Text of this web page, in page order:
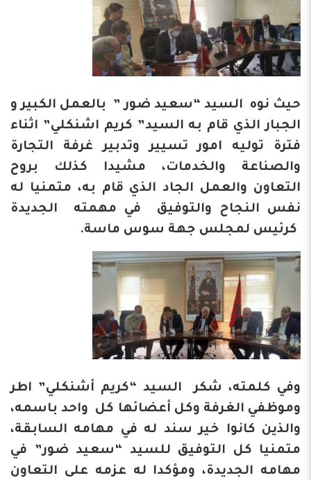
حيث نوه السيد “سعيد ضور ” بالعمل الكبير و
الجبار الذي قام به السيد” كريم اشنكلي” اثناء
فترة توليه امور تسيير وتدبير غرفة التجارة
والصناعة والخدمات، مشيدا كذلك بروح
التعاون والعمل الجاد الذي قام به، متمنيا له
نفس النجاح والتوفيق في مهمته الجديدة
كرئيس لمجلس جهة سوس ماسة.
وفي كلمته، شكر السيد “كريم أشنكلي” اطر
وموظفي الغرفة وكل أعضائها كل واحد باسمه،
والذين كانوا خير سند له في مهامه السابقة،
متمنيا كل التوفيق للسيد “سعيد ضور” في
مهامه الجديدة، ومؤكدا له عزمه على التعاون